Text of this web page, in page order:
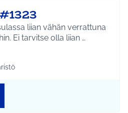
liian vähän verrattuna
Ei tarvitse olla liian …
Koko Tuusula
teeman mukaan: Ympäristö